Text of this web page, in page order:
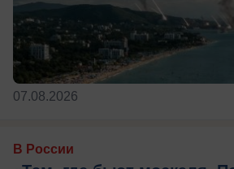
07.08.2026
В России